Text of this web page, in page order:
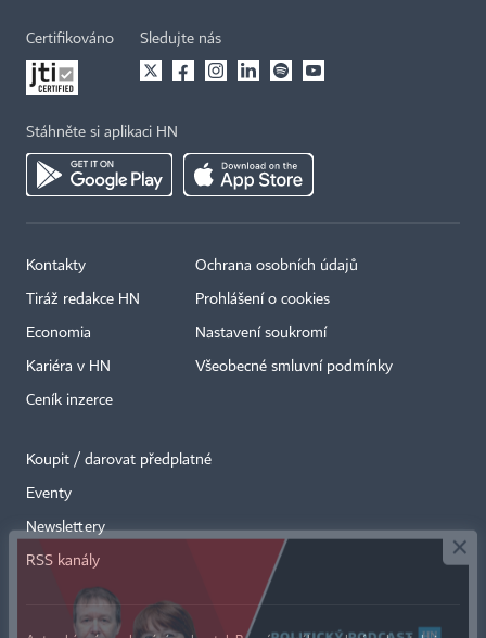
Certifikováno Sledujte nás
Stáhněte si aplikaci HN
Kontakty
Tiráž redakce HN
Economia
Kariéra v HN
Ceník inzerce
Ochrana osobních údajů
Prohlášení o cookies
Nastavení soukromí
Všeobecné smluvní podmínky
Koupit / darovat předplatné
Eventy
Newslettery
RSS kanály